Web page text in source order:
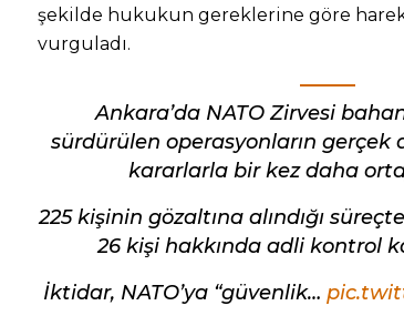
şekilde hukukun gereklerine göre
vurguladı.
Ankara’da NATO Zirvesi
sürdürülen operasyonların gerçek
kararlarla bir kez daha
225 kişinin gözaltına alındığı
26 kişi hakkında adli kontrol
İktidar, NATO’ya “güvenlik…